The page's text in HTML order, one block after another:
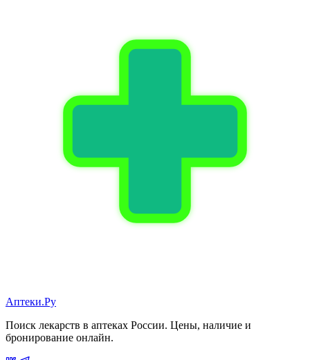
Аптеки.Ру
Поиск лекарств в аптеках России. Цены, наличие и
бронирование онлайн.